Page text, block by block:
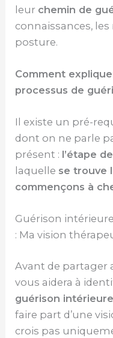
leur chemin de
connaissances,
posture.
Comment
processus de
Il existe un pré-
dont on ne parle
présent : l’étape
laquelle se trouve
commençons à
Guérison
: Ma vision
Avant de partager
vous aidera à
guérison intérieure
faire part d’une
crois pas